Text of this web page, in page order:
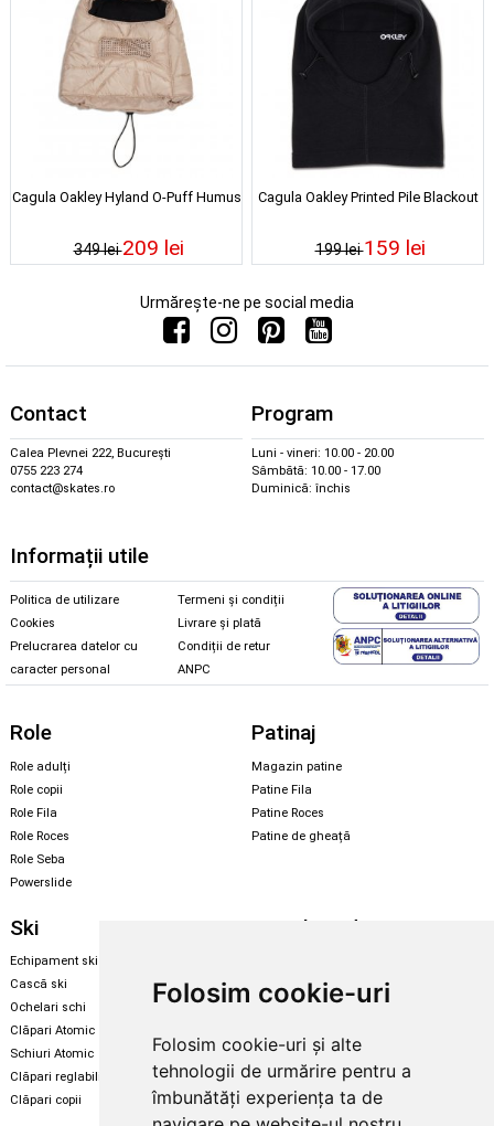
Folosim cookie-uri
Folosim cookie-uri și alte
tehnologii de urmărire pentru a
îmbunătăți experiența ta de
Cagula Oakley Hyland O-Puff Humus
349 lei209 lei
Cagula Oakley Printed Pile Blackout
199 lei159 lei
Urmărește-ne pe social media
Contact
Calea Plevnei 222, București
0755 223 274
contact@skates.ro
Program
Luni - vineri: 10.00 - 20.00
Sâmbătă: 10.00 - 17.00
Duminică: închis
Informații utile
Politica de utilizare
Cookies
Prelucrarea datelor cu
caracter personal
Termeni și condiții
Livrare și plată
Condiții de retur
ANPC
Role
Role adulți
Role copii
Role Fila
Role Roces
Role Seba
Powerslide
Patinaj
Magazin patine
Patine Fila
Patine Roces
Patine de gheață
Ski
Echipament ski
Cască ski
Ochelari schi
Clăpari Atomic
Schiuri Atomic
Clăpari reglabili
Clăpari copii
Snowboard
Echipament snowboard
Legături Rome SDS
Skate & longboard
Enuff Skateboards